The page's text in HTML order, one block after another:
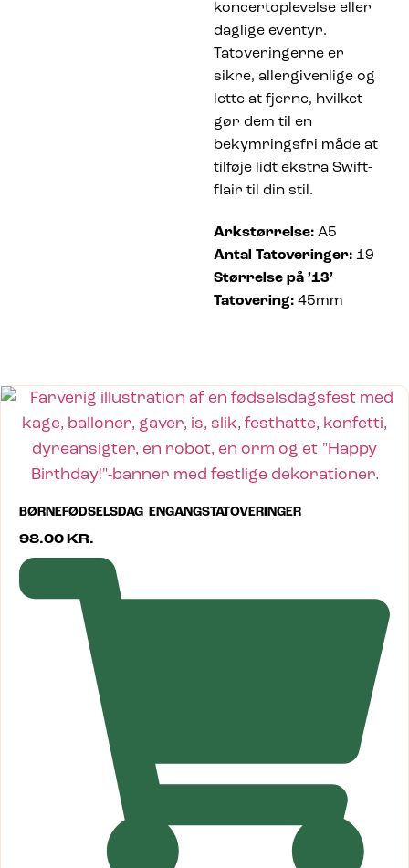
koncertoplevelse eller
daglige eventyr.
Tatoveringerne er
sikre, allergivenlige og
lette at fjerne, hvilket
gør dem til en
bekymringsfri måde at
tilføje lidt ekstra Swift-
flair til din stil.
Arkstørrelse: A5
Antal Tatoveringer: 19
Størrelse på ’13’
Tatovering: 45mm
BØRNEFØDSELSDAG ENGANGSTATOVERINGER
98.00 KR.